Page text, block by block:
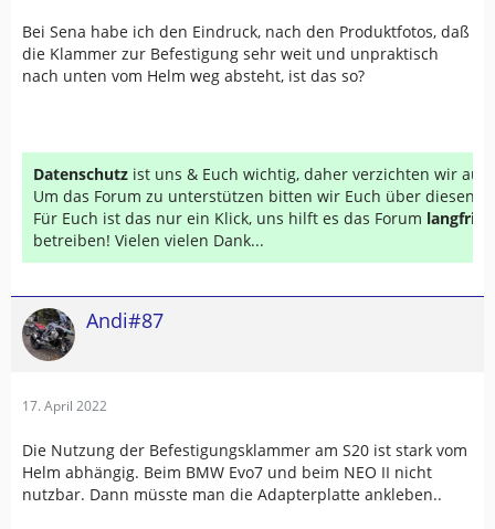
Bei Sena habe ich den Eindruck, nach den Produktfotos, daß
die Klammer zur Befestigung sehr weit und unpraktisch
nach unten vom Helm weg absteht, ist das so?
Datenschutz ist uns & Euch wichtig, daher verzichten wir auf
Um das Forum zu unterstützen bitten wir Euch über diesen
Für Euch ist das nur ein Klick, uns hilft es das Forum
betreiben! Vielen vielen Dank...
Andi#87
17. April 2022
Die Nutzung der Befestigungsklammer am S20 ist stark vom
Helm abhängig. Beim BMW Evo7 und beim NEO II nicht
nutzbar. Dann müsste man die Adapterplatte ankleben..